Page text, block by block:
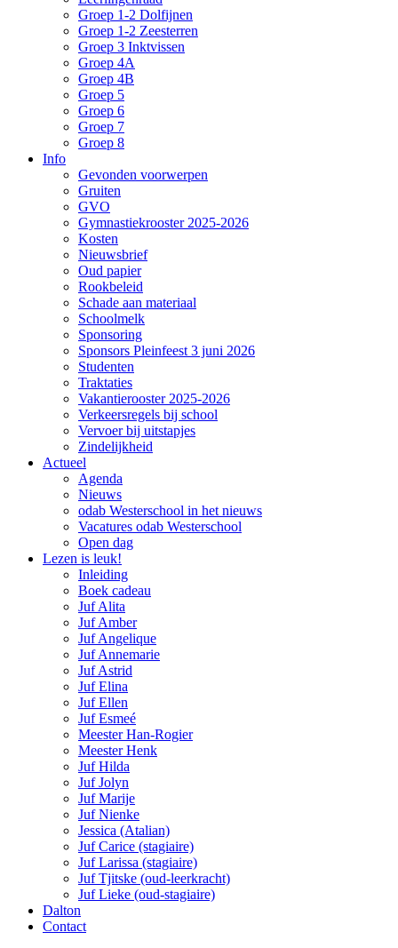
Groep 1-2 Dolfijnen
Groep 1-2 Zeesterren
Groep 3 Inktvissen
Groep 4A
Groep 4B
Groep 5
Groep 6
Groep 7
Groep 8
Info
Gevonden voorwerpen
Gruiten
GVO
Gymnastiekrooster 2025-2026
Kosten
Nieuwsbrief
Oud papier
Rookbeleid
Schade aan materiaal
Schoolmelk
Sponsoring
Sponsors Pleinfeest 3 juni 2026
Studenten
Traktaties
Vakantierooster 2025-2026
Verkeersregels bij school
Vervoer bij uitstapjes
Zindelijkheid
Actueel
Agenda
Nieuws
odab Westerschool in het nieuws
Vacatures odab Westerschool
Open dag
Lezen is leuk!
Inleiding
Boek cadeau
Juf Alita
Juf Amber
Juf Angelique
Juf Annemarie
Juf Astrid
Juf Elina
Juf Ellen
Juf Esmeé
Meester Han-Rogier
Meester Henk
Juf Hilda
Juf Jolyn
Juf Marije
Juf Nienke
Jessica (Atalian)
Juf Carice (stagiaire)
Juf Larissa (stagiaire)
Juf Tjitske (oud-leerkracht)
Juf Lieke (oud-stagiaire)
Dalton
Contact